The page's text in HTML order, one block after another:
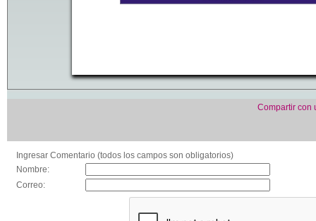
Compartir con
Ingresar Comentario (todos los campos son obligatorios)
Nombre:
Correo: